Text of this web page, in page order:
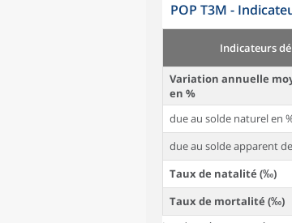
POP T3M -
Indicateurs
Variation annuelle
en %
due au solde naturel en
due au solde apparent
Taux de natalité (‰)
Taux de mortalité (‰)